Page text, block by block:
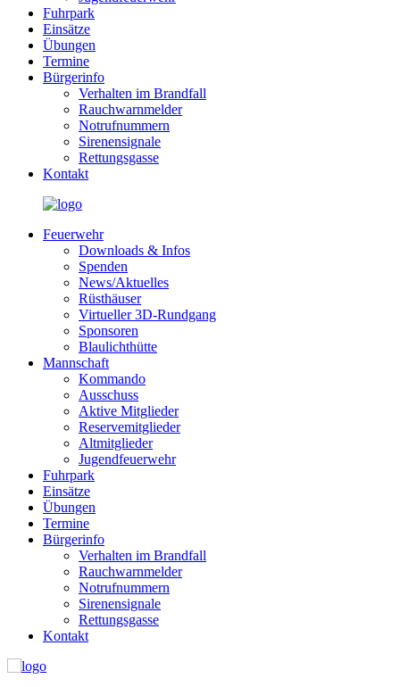
Fuhrpark
Einsätze
Übungen
Termine
Bürgerinfo
Verhalten im Brandfall
Rauchwarnmelder
Notrufnummern
Sirenensignale
Rettungsgasse
Kontakt
Feuerwehr
Downloads & Infos
Spenden
News/Aktuelles
Rüsthäuser
Virtueller 3D-Rundgang
Sponsoren
Blaulichthütte
Mannschaft
Kommando
Ausschuss
Aktive Mitglieder
Reservemitglieder
Altmitglieder
Jugendfeuerwehr
Fuhrpark
Einsätze
Übungen
Termine
Bürgerinfo
Verhalten im Brandfall
Rauchwarnmelder
Notrufnummern
Sirenensignale
Rettungsgasse
Kontakt